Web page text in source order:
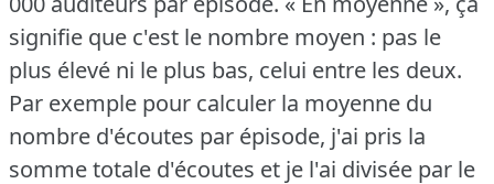
signifie que c'est le nombre moyen : pas le
plus élevé ni le plus bas, celui entre les deux.
Par exemple pour calculer la moyenne du
nombre d'écoutes par épisode, j'ai pris la
somme totale d'écoutes et je l'ai divisée par le